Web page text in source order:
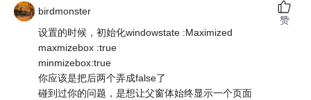
birdmonster
设置的时候，初始化windowstate :Maximized
maxmizebox :true
minmizebox:true
你应该是把后两个弄成false了
碰到过你的问题，是想让父窗体始终显示一个页面
赞